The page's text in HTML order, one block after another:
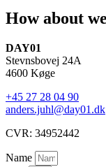
How about
DAY01
Stevnsbovej 24A
4600 Køge
+45 27 28 04 90
anders.juhl@day01.dk
CVR: 34952442
Name